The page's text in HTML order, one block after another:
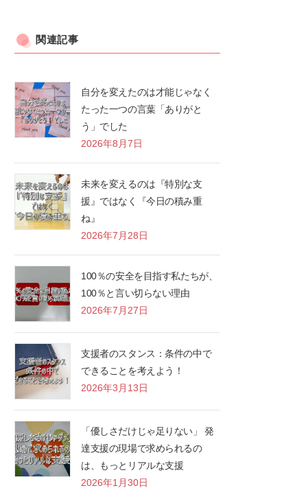
関連記事
自分を変えたのは才能じゃなく
たった一つの言葉「ありがと
う」でした
2026年8月7日
未来を変えるのは『特別な支
援』ではなく『今日の積み重
ね』
2026年7月28日
100％の安全を目指す私たちが、
100％と言い切らない理由
2026年7月27日
支援者のスタンス：条件の中で
できることを考えよう！
2026年3月13日
「優しさだけじゃ足りない」 発
達支援の現場で求められるの
は、もっとリアルな支援
2026年1月30日